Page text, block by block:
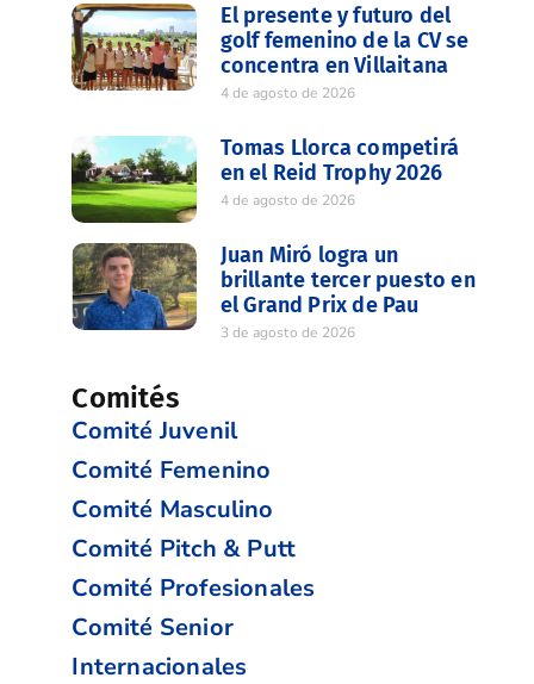
El presente y futuro del
golf femenino de la CV se
concentra en Villaitana
4 de agosto de 2026
Tomas Llorca competirá
en el Reid Trophy 2026
4 de agosto de 2026
Juan Miró logra un
brillante tercer puesto en
el Grand Prix de Pau
3 de agosto de 2026
Comités
Comité Juvenil
Comité Femenino
Comité Masculino
Comité Pitch & Putt
Comité Profesionales
Comité Senior
Internacionales